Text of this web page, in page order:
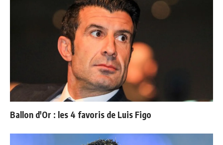
Ballon d'Or : les 4 favoris de Luis Figo